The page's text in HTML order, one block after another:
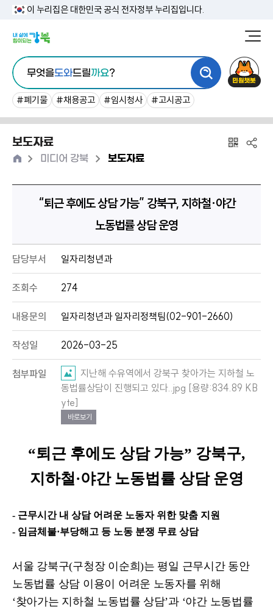
이 누리집은 대한민국 공식 전자정부 누리집입니다.
청
통
합
검
색
무엇을도와드릴까요?
#폐기물 #채용공고 #임시청사 #고시공고
원
보도자료
홈 >미디어 강북 >보도자료
“퇴근 후에도 상담 가능” 강북구, 지하철·야간
노동법률 상담 운영
담당부서 일자리청년과
조회수 274
내용문의 일자리청년과 일자리정책팀(02-901-2660)
작성일 2026-03-25
첨부파일
지난해 수유역에서 강북구 찾아가는 지하철 노
동법률상담이 진행되고 있다..jpg [용량:834.89 KB
yte]
바로보기
“퇴근 후에도 상담 가능” 강북구,
지하철 ·야간 노동법률 상담 운영
- 근무시간 내 상담 어려운 노동자 위한 맞춤 지원
- 임금체불·부당해고 등 노동 분쟁 무료 상담
서울 강북구(구청장 이순희)는 평일 근무시간 동안
노동법률 상담 이용이 어려운 노동자를 위해
‘찾아가는 지하철 노동법률 상담’과 ‘야간 노동법률